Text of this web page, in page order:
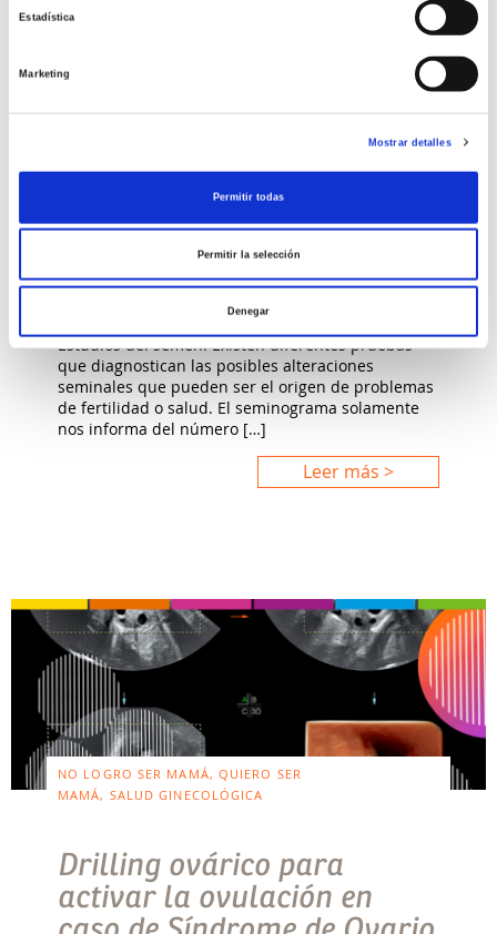
Estadística
Marketing
Mostrar detalles
Permitir todas
Permitir la selección
Denegar
Estudios del semen:
Seminograma, FISH,
fragmentación de ADN
espermático (TUNEL), REM
y espermocultivo
Estudios del semen: Existen diferentes pruebas
que diagnostican las posibles alteraciones
seminales que pueden ser el origen de problemas
de fertilidad o salud. El seminograma solamente
nos informa del número […]
Leer más >
NO LOGRO SER MAMÁ, QUIERO SER
MAMÁ, SALUD GINECOLÓGICA
Drilling ovárico para
activar la ovulación en